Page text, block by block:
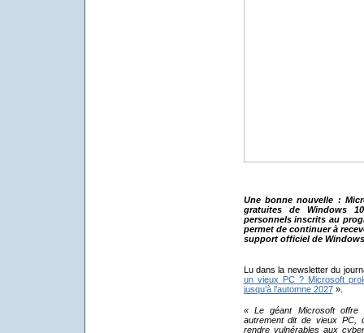
Une bonne nouvelle :
gratuites de Windows
personnels inscrits au
permet de continuer à
support officiel de
Lu dans la newsletter du
un vieux PC ? Microsoft
jusqu’à l’automne 2027».
« Le géant Microsoft offre
autrement dit de vieux PC,
rendre vulnérables aux